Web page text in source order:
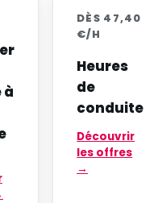
à
DÈS 47,40
€/H
Heures
de
conduite
Découvrir
les offres
→